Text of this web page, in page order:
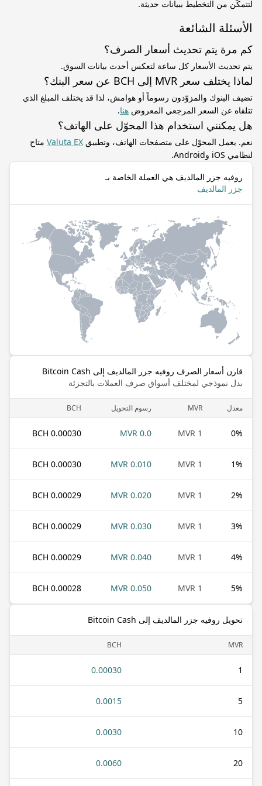
لتتمكّن من التخطيط ببيانات حديثة.
الأسئلة الشائعة
كم مرة يتم تحديث أسعار الصرف؟
يتم تحديث الأسعار كل ساعة لتعكس أحدث بيانات السوق.
لماذا يختلف سعر MVR إلى BCH عن سعر البنك؟
تضيف البنوك والمزوّدون رسوماً أو هوامش، لذا قد يختلف المبلغ الذي
تتلقاه عن السعر المرجعي المعروض هنا.
هل يمكنني استخدام هذا المحوّل على الهاتف؟
نعم. يعمل المحوّل على متصفحات الهاتف، وتطبيق Valuta EX متاح
لنظامي iOS وAndroid.
روفيه جزر المالديف هي العملة الخاصة بـ
جزر المالديف
قارن أسعار الصرف روفيه جزر المالديف إلى Bitcoin Cash
بدل نموذجي لمختلف أسواق صرف العملات بالتجزئة
معدل MVR رسوم التحويل BCH
0%
1 MVR
0.0 MVR
0.00030 BCH
1%
1 MVR
0.010 MVR
0.00030 BCH
2%
1 MVR
0.020 MVR
0.00029 BCH
3%
1 MVR
0.030 MVR
0.00029 BCH
4%
1 MVR
0.040 MVR
0.00029 BCH
5%
1 MVR
0.050 MVR
0.00028 BCH
تحويل روفيه جزر المالديف إلى Bitcoin Cash
MVR
BCH
1
0.00030
5
0.0015
10
0.0030
20
0.0060